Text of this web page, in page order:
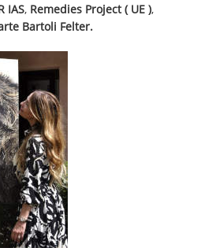
IAS, Remedies Project ( UE ),
Bartoli Felter.